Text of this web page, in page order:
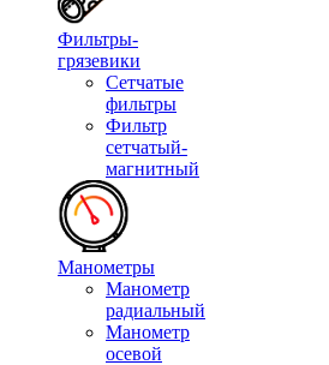
Фильтры-
грязевики
Сетчатые
фильтры
Фильтр
сетчатый-
магнитный
Манометры
Манометр
радиальный
Манометр
осевой